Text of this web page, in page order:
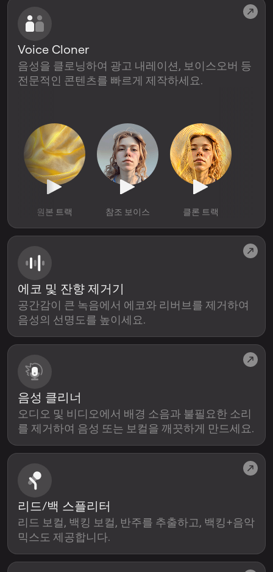
음성 클리너
오디오 및 비디오에서 배경 소음과 불필요한 소리
를 제거하여 음성 또는 보컬을 깨끗하게 만드세요.
Voice Cloner
음성을 클로닝하여 광고 내레이션, 보이스오버 등
전문적인 콘텐츠를 빠르게 제작하세요.
원본 트랙 참조 보이스 클론 트랙
에코 및 잔향 제거기
공간감이 큰 녹음에서 에코와 리버브를 제거하여
음성의 선명도를 높이세요.
리드/백 스플리터
리드 보컬, 백킹 보컬, 반주를 추출하고, 백킹+음악
믹스도 제공합니다.